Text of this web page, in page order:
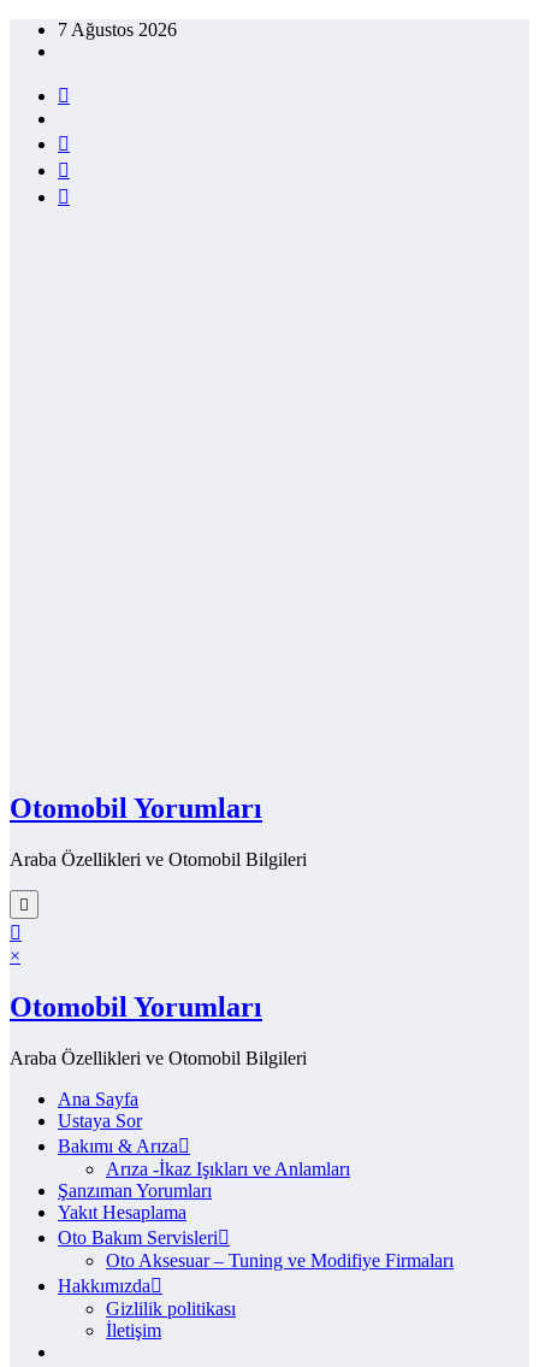
İçeriğe7 Ağustos 2026
Otomobil Yorumları
Araba Özellikleri ve Otomobil Bilgileri
×
Otomobil Yorumları
Araba Özellikleri ve Otomobil Bilgileri
Ana Sayfa
Ustaya Sor
Bakımı & Arıza
Arıza -İkaz Işıkları ve Anlamları
Şanzıman Yorumları
Yakıt Hesaplama
Oto Bakım Servisleri
Oto Aksesuar – Tuning ve Modifiye Firmaları
Hakkımızda
Gizlilik politikası
İletişim